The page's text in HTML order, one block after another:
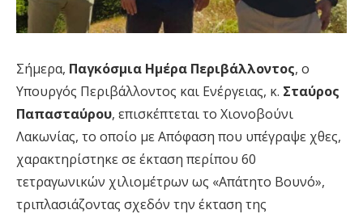
Σήμερα, Παγκόσμια Ημέρα Περιβάλλοντος, ο
Υπουργός Περιβάλλοντος και Ενέργειας, κ. Σταύρος
Παπασταύρου, επισκέπτεται το Χιονοβούνι
Λακωνίας, το οποίο με Απόφαση που υπέγραψε χθες,
χαρακτηρίστηκε σε έκταση περίπου 60
τετραγωνικών χιλιομέτρων ως «Απάτητο Βουνό»,
τριπλασιάζοντας σχεδόν την έκταση της